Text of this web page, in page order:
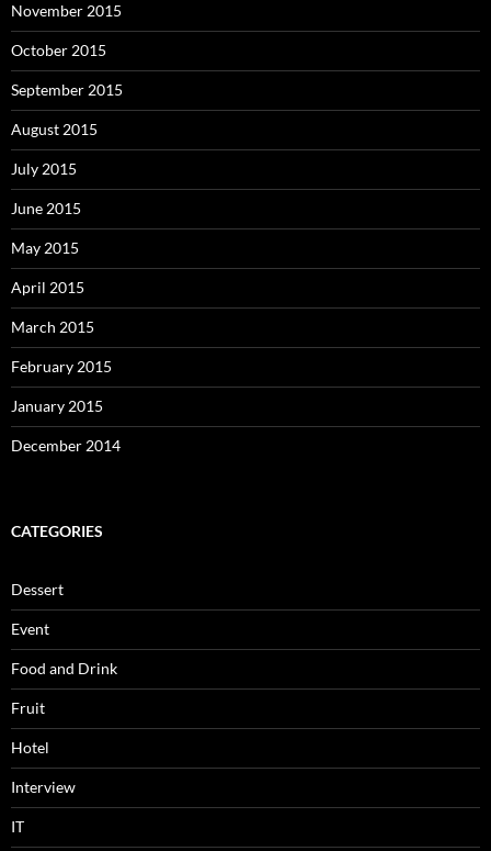
November 2015
October 2015
September 2015
August 2015
July 2015
June 2015
May 2015
April 2015
March 2015
February 2015
January 2015
December 2014
CATEGORIES
Dessert
Event
Food and Drink
Fruit
Hotel
Interview
IT